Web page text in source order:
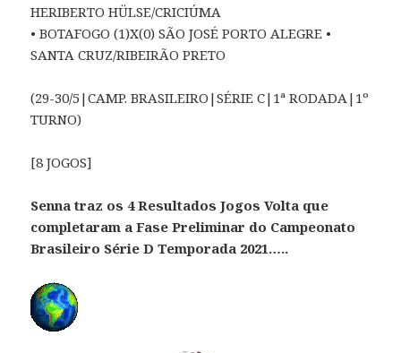
HERIBERTO HÜLSE/CRICIÚMA
• BOTAFOGO (1)X(0) SÃO JOSÉ PORTO ALEGRE •
SANTA CRUZ/RIBEIRÃO PRETO
(29-30/5|CAMP. BRASILEIRO|SÉRIE C|1ª RODADA|1º
TURNO)
[8 JOGOS]
Senna traz os 4 Resultados Jogos Volta que
completaram a Fase Preliminar do Campeonato
Brasileiro Série D Temporada 2021…..